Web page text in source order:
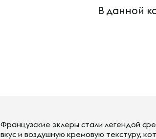
В данной
Французские эклеры стали легендой
вкус и воздушную кремовую текстуру,